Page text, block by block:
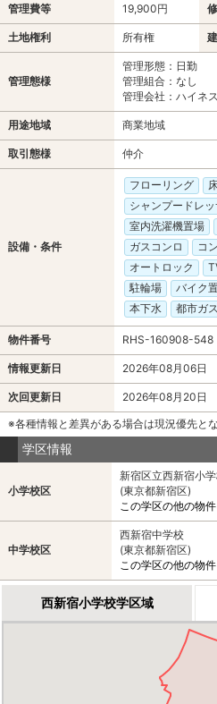
管理費等 19,900円
土地権利 所有権
管理態様
管理形態：日勤
管理組合：なし
管理会社：ハイネ
用途地域 商業地域
取引態様 仲介
設備・条件
フローリング
シャンプードレッ
室内洗濯機置場
ガスコンロ
コ
オートロック
駐輪場
バイク
本下水
都市ガス
物件番号 RHS-160908-548
情報更新日 2026年08月06日
次回更新日
2026年08月20日
※各種情報と差異がある場合は現況優先と
学区情報
小学校区
新宿区立西新宿小
(東京都新宿区)
この学区の他の物
中学校区
西新宿中学校
(東京都新宿区)
この学区の他の物
西新宿小学校学区域